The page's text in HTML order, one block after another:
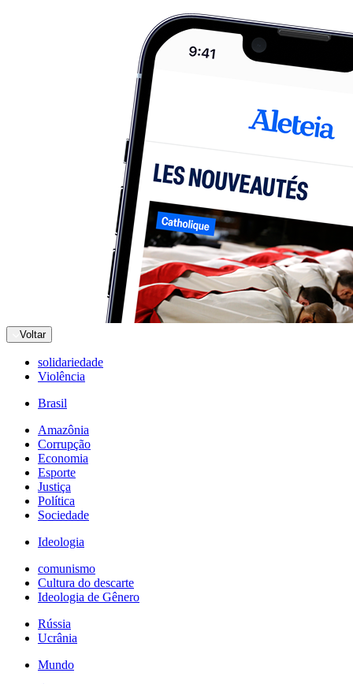
Voltar
solidariedade
Violência
Brasil
Amazônia
Corrupção
Economia
Esporte
Justiça
Política
Sociedade
Ideologia
comunismo
Cultura do descarte
Ideologia de Gênero
Rússia
Ucrânia
Mundo